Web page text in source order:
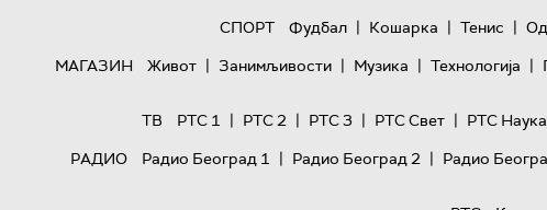
СПОРТ
Фудбал | Кошарка | Тенис |
МАГАЗИН
Живот | Занимљивости | Музика | Технологијa |
ТВ
РТС 1 | РТС 2 | РТС 3 | РТС Свет | РТС Наука
РАДИО
Радио Београд 1 | Радио Београд 2 | Радио